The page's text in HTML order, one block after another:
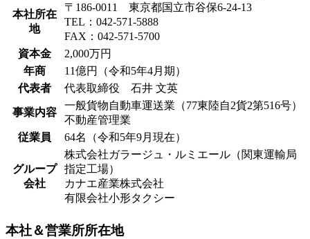
本社所在
地
〒186-0011 東京都国立市谷保6-24-13
TEL：042-571-5888
FAX：042-571-5700
資本金
2,000万円
年商
11億円（令和5年4月期）
代表者
代表取締役 石井 文英
事業内容
一般貨物自動車運送業（77東陸自2貨2第516号）
不動産管理業
従業員
64名（令和5年9月現在）
グループ
会社
株式会社ガラージュ・ルミエール（関東運輸局
指定工場）
カナエ産業株式会社
有限会社小形タクシー
本社＆営業所所在地